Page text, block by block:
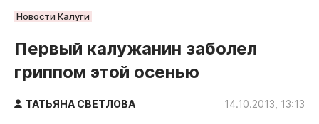
РУБРИКИ
Обнинск
Новости компаний
Статьи
Народные новости
Новости Калуги
Первый калужанин заболел
гриппом этой осенью
ТАТЬЯНА СВЕТЛОВА 14.10.2013, 13:13